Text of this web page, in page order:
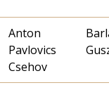
Anton
Pavlovics
Csehov